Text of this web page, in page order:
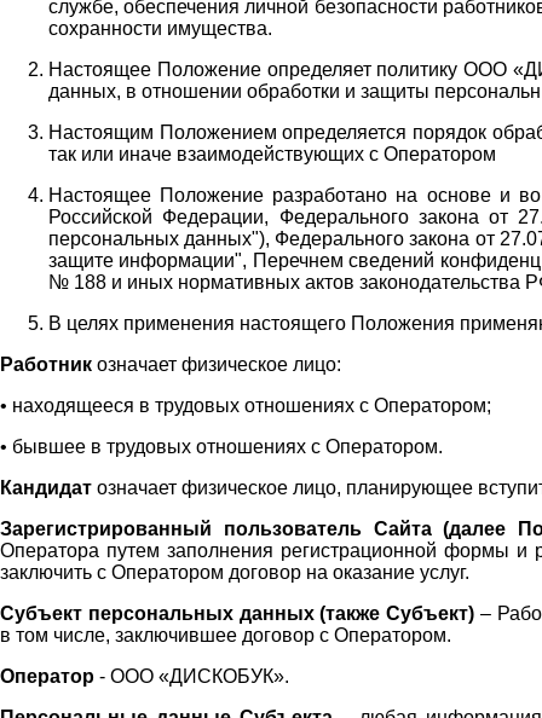
службе, обеспечения личной безопасности
сохранности имущества.
Настоящее Положение определяет политику ООО
данных, в отношении обработки и защиты
Настоящим Положением определяется порядок
так или иначе взаимодействующих с Оператором
Настоящее Положение разработано на основе и во
Российской Федерации, Федерального закона
персональных данных"), Федерального закона от
защите информации", Перечнем сведений
№ 188 и иных нормативных актов законодательства
В целях применения настоящего Положения
Работник означает физическое лицо:
• находящееся в трудовых отношениях с Оператором;
• бывшее в трудовых отношениях с Оператором.
Кандидат означает физическое лицо, планирующее
Зарегистрированный пользователь Сайта (далее
Оператора путем заполнения регистрационной формы и
заключить с Оператором договор на оказание услуг.
Субъект персональных данных (также Субъект) –
в том числе, заключившее договор с Оператором.
Оператор - ООО «ДИСКОБУК».